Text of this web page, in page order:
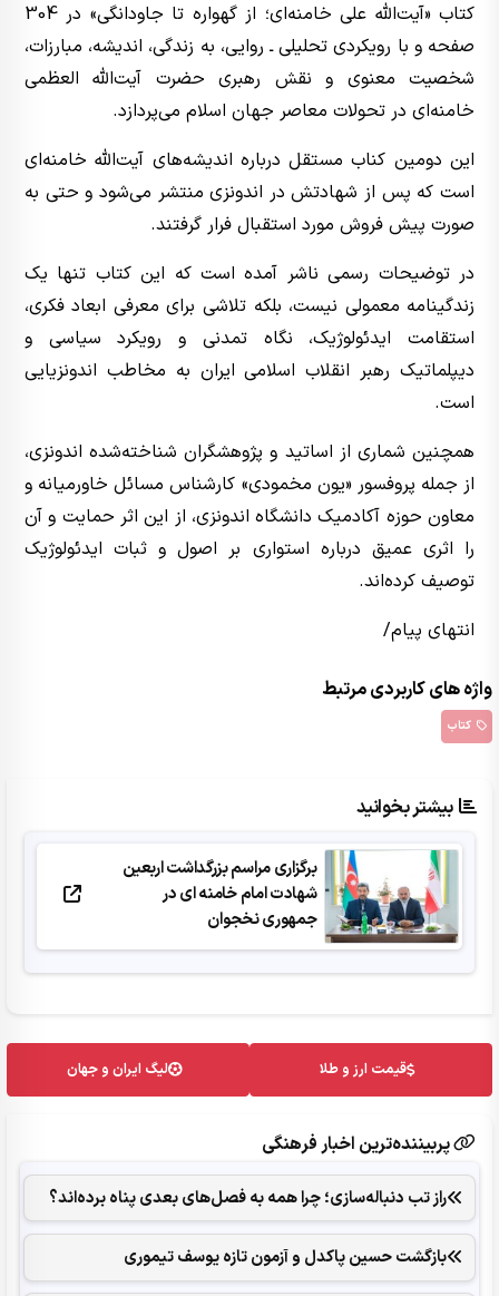
کتاب «آیت‌الله علی خامنه‌ای؛ از گهواره تا جاودانگی» در 304
صفحه و با رویکردی تحلیلی ـ روایی، به زندگی، اندیشه، مبارزات،
شخصیت معنوی و نقش رهبری حضرت آیت‌الله العظمی
خامنه‌ای در تحولات معاصر جهان اسلام می‌پردازد.
این دومین کناب مستقل درباره اندیشه‌های آیت‌الله خامنه‌ای
است که پس از شهادتش در اندونزی منتشر می‌شود و حتی به
صورت پیش فروش مورد استقبال فرار گرفتند.
در توضیحات رسمی ناشر آمده است که این کتاب تنها یک
زندگینامه معمولی نیست، بلکه تلاشی برای معرفی ابعاد فکری،
استقامت ایدئولوژیک، نگاه تمدنی و رویکرد سیاسی و
دیپلماتیک رهبر انقلاب اسلامی ایران به مخاطب اندونزیایی
است.
همچنین شماری از اساتید و پژوهشگران شناخته‌شده اندونزی،
از جمله پروفسور «یون مخمودی» کارشناس مسائل خاورمیانه و
معاون حوزه آکادمیک دانشگاه اندونزی، از این اثر حمایت و آن
را اثری عمیق درباره استواری بر اصول و ثبات ایدئولوژیک
توصیف کرده‌اند.
انتهای پیام/
واژه های کاربردی مرتبط
کتاب
بیشتر بخوانید
برگزاری مراسم بزرگداشت اربعین
شهادت امام خامنه ای در
جمهوری نخجوان
قیمت ارز و طلا لیگ ایران و جهان
پربیننده‌ترین اخبار فرهنگی
راز تب دنباله‌سازی؛ چرا همه به فصل‌های بعدی پناه برده‌اند؟
بازگشت حسین پاکدل و آزمون تازه یوسف تیموری